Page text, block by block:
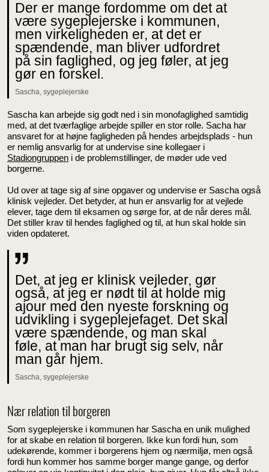
Der er mange fordomme om det at
være sygeplejerske i kommunen,
men virkeligheden er, at det er
spændende, man bliver udfordret
på sin faglighed, og jeg føler, at jeg
gør en forskel.
Sascha, sygeplejerske
Sascha kan arbejde sig godt ned i sin monofaglighed samtidig
med, at det tværfaglige arbejde spiller en stor rolle. Sacha har
ansvaret for at højne fagligheden på hendes arbejdsplads - hun
er nemlig ansvarlig for at undervise sine kollegaer i
Stadiongruppen i de problemstillinger, de møder ude ved
borgerne.
Ud over at tage sig af sine opgaver og undervise er Sascha også
klinisk vejleder. Det betyder, at hun er ansvarlig for at vejlede
elever, tage dem til eksamen og sørge for, at de når deres mål.
Det stiller krav til hendes faglighed og til, at hun skal holde sin
viden opdateret.
Det, at jeg er klinisk vejleder, gør
også, at jeg er nødt til at holde mig
ajour med den nyeste forskning og
udvikling i sygeplejefaget. Det skal
være spændende, og man skal
føle, at man har brugt sig selv, når
man går hjem.
Sascha, sygeplejerske
Nær relation til borgeren
Som sygeplejerske i kommunen har Sascha en unik mulighed
for at skabe en relation til borgeren. Ikke kun fordi hun, som
udekørende, kommer i borgerens hjem og nærmiljø, men også
fordi hun kommer hos samme borger mange gange, og derfor